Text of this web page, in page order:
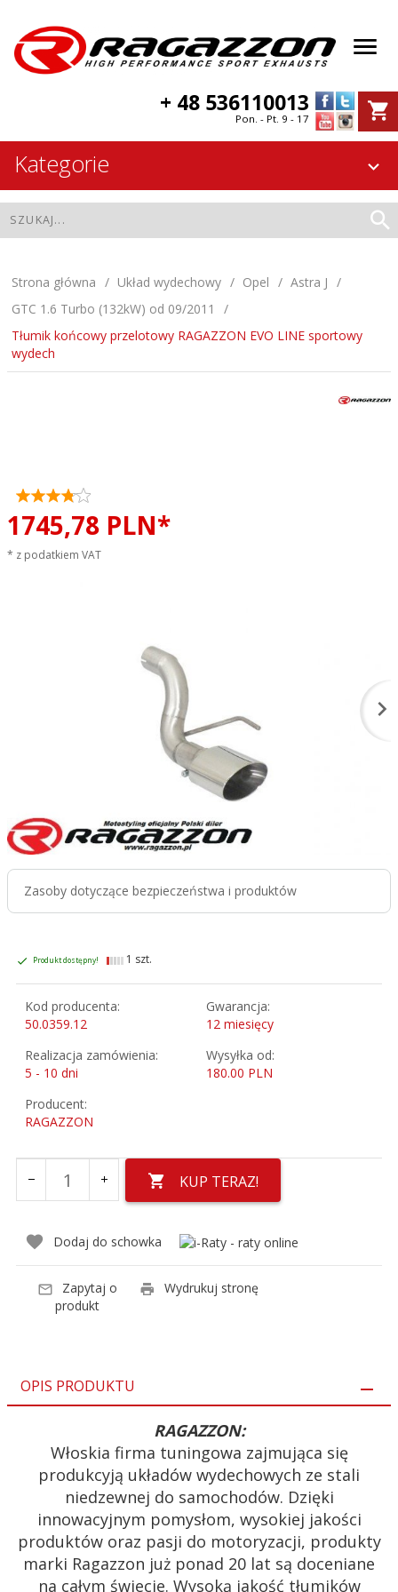
+ 48 536110013
Pon. - Pt. 9 - 17
Kategorie
Strona główna Układ wydechowy Opel
Astra J
GTC 1.6 Turbo (132kW) od 09/2011
Tłumik końcowy przelotowy RAGAZZON EVO LINE sportowy
wydech
1745,78 PLN*
* z podatkiem VAT
Zasoby dotyczące bezpieczeństwa i produktów
Produkt dostępny! 1 szt.
Kod producenta:
50.0359.12
Gwarancja:
12 miesięcy
Realizacja zamówienia:
5 - 10 dni
Wysyłka od:
180.00 PLN
Producent:
RAGAZZON
KUP TERAZ!
Dodaj do schowka
Zapytaj o
produkt
Wydrukuj stronę
OPIS PRODUKTU
RAGAZZON:
Włoskia firma tuningowa zajmująca się
produkcyją układów wydechowych ze stali
niedzewnej do samochodów. Dzięki
innowacyjnym pomysłom, wysokiej jakości
produktów oraz pasji do motoryzacji, produkty
marki Ragazzon już ponad 20 lat są doceniane
na całym świecie. Wysoką jakość tłumików